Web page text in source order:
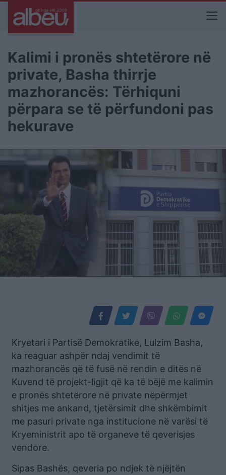
Kalimi i pronës shtetërore në
private, Basha thirrje
mazhorancës: Tërhiquni
përpara se të përfundoni pas
hekurave
Kryetari i Partisë Demokratike, Lulzim Basha,
ka reaguar ashpër ndaj vendimit të
mazhorancës që të fusë në rendin e ditës në
Kuvend të projekt-ligjit që ka të bëjë me kalimin
e pronës shtetërore në private nëpërmjet
shitjes me ankand, tjetërsimit dhe shkëmbimit
me pasuri private nga institucione në varësi të
Kryeministrit apo të organeve të qeverisjes
vendore.
Sipas Bashës, qeveria po ndjek të njëjtën